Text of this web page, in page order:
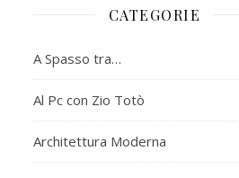
CATEGORIE
A Spasso tra…
Al Pc con Zio Totò
Architettura Moderna